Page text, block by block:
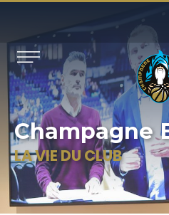
Champagne
LA VIE DU CLUB